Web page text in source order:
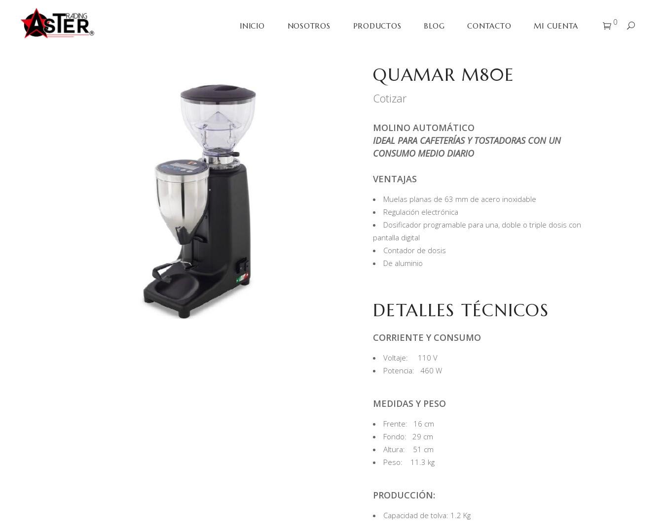
INICIO NOSOTROS PRODUCTOS BLOG CONTACTO MI CUENTA 0
QUAMAR M80E
Cotizar
MOLINO AUTOMÁTICO
IDEAL PARA CAFETERÍAS Y TOSTADORAS CON UN
CONSUMO MEDIO DIARIO
VENTAJAS
Muelas planas de 63 mm de acero inoxidable
Regulación electrónica
Dosificador programable para una, doble o triple dosis con
pantalla digital
Contador de dosis
De aluminio
DETALLES TÉCNICOS
CORRIENTE Y CONSUMO
Voltaje: 110 V
Potencia: 460 W
MEDIDAS Y PESO
Frente: 16 cm
Fondo: 29 cm
Altura: 51 cm
Peso: 11.3 kg
PRODUCCIÓN:
Capacidad de tolva: 1.2 Kg